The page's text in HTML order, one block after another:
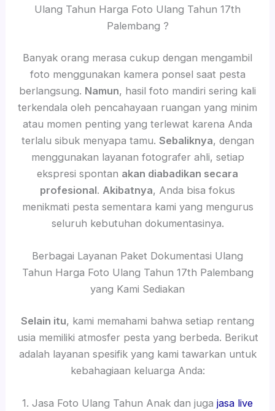
Ulang Tahun Harga Foto Ulang Tahun 17th
Palembang ?
Banyak orang merasa cukup dengan mengambil
foto menggunakan kamera ponsel saat pesta
berlangsung. Namun, hasil foto mandiri sering kali
terkendala oleh pencahayaan ruangan yang minim
atau momen penting yang terlewat karena Anda
terlalu sibuk menyapa tamu. Sebaliknya, dengan
menggunakan layanan fotografer ahli, setiap
ekspresi spontan akan diabadikan secara
profesional. Akibatnya, Anda bisa fokus
menikmati pesta sementara kami yang mengurus
seluruh kebutuhan dokumentasinya.
Berbagai Layanan Paket Dokumentasi Ulang
Tahun Harga Foto Ulang Tahun 17th Palembang
yang Kami Sediakan
Selain itu, kami memahami bahwa setiap rentang
usia memiliki atmosfer pesta yang berbeda. Berikut
adalah layanan spesifik yang kami tawarkan untuk
kebahagiaan keluarga Anda:
1. Jasa Foto Ulang Tahun Anak dan juga jasa live